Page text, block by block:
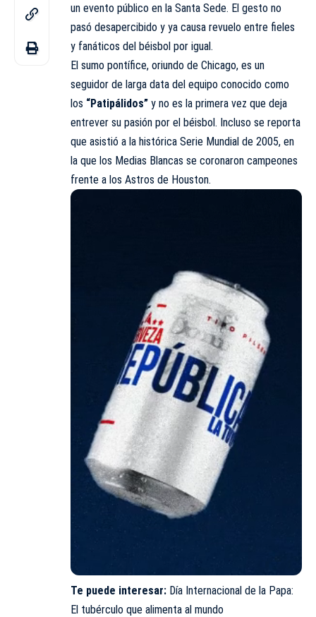
un evento público en la Santa Sede. El gesto no
pasó desapercibido y ya causa revuelo entre fieles
y fanáticos del béisbol por igual.
El sumo pontífice, oriundo de Chicago, es un
seguidor de larga data del equipo conocido como
los “Patipálidos” y no es la primera vez que deja
entrever su pasión por el béisbol. Incluso se reporta
que asistió a la histórica Serie Mundial de 2005, en
la que los Medias Blancas se coronaron campeones
frente a los Astros de Houston.
Te puede interesar: Día Internacional de la Papa:
El tubérculo que alimenta al mundo